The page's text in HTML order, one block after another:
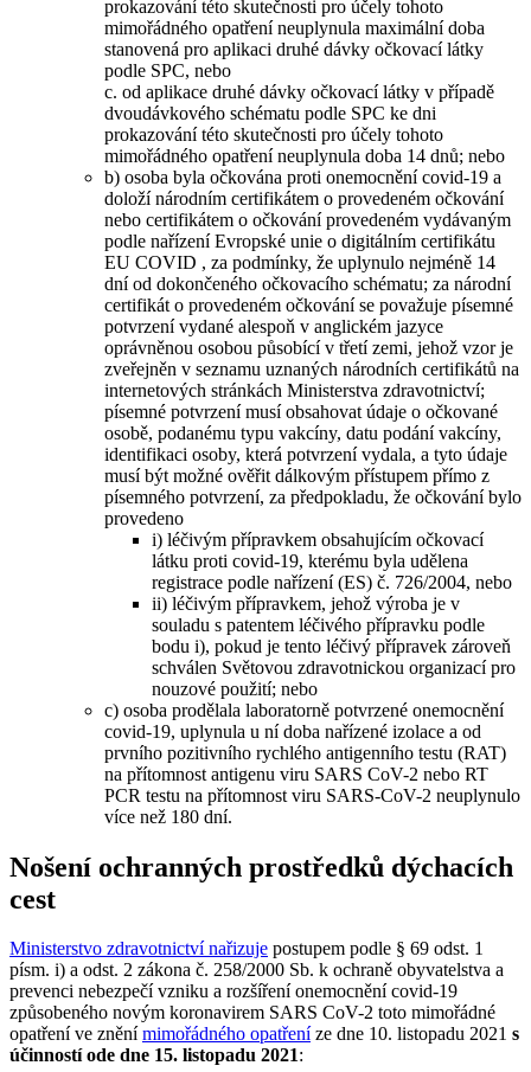
prokazování této skutečnosti pro účely tohoto
mimořádného opatření neuplynula maximální doba
stanovená pro aplikaci druhé dávky očkovací látky
podle SPC, nebo
c. od aplikace druhé dávky očkovací látky v případě
dvoudávkového schématu podle SPC ke dni
prokazování této skutečnosti pro účely tohoto
mimořádného opatření neuplynula doba 14 dnů; nebo
b) osoba byla očkována proti onemocnění covid-19 a
doloží národním certifikátem o provedeném očkování
nebo certifikátem o očkování provedeném vydávaným
podle nařízení Evropské unie o digitálním certifikátu
EU COVID , za podmínky, že uplynulo nejméně 14
dní od dokončeného očkovacího schématu; za národní
certifikát o provedeném očkování se považuje písemné
potvrzení vydané alespoň v anglickém jazyce
oprávněnou osobou působící v třetí zemi, jehož vzor je
zveřejněn v seznamu uznaných národních certifikátů na
internetových stránkách Ministerstva zdravotnictví;
písemné potvrzení musí obsahovat údaje o očkované
osobě, podanému typu vakcíny, datu podání vakcíny,
identifikaci osoby, která potvrzení vydala, a tyto údaje
musí být možné ověřit dálkovým přístupem přímo z
písemného potvrzení, za předpokladu, že očkování bylo
provedeno
i) léčivým přípravkem obsahujícím očkovací
látku proti covid-19, kterému byla udělena
registrace podle nařízení (ES) č. 726/2004, nebo
ii) léčivým přípravkem, jehož výroba je v
souladu s patentem léčivého přípravku podle
bodu i), pokud je tento léčivý přípravek zároveň
schválen Světovou zdravotnickou organizací pro
nouzové použití; nebo
c) osoba prodělala laboratorně potvrzené onemocnění
covid-19, uplynula u ní doba nařízené izolace a od
prvního pozitivního rychlého antigenního testu (RAT)
na přítomnost antigenu viru SARS CoV-2 nebo RT
PCR testu na přítomnost viru SARS-CoV-2 neuplynulo
více než 180 dní.
Nošení ochranných prostředků dýchacích
cest
Ministerstvo zdravotnictví nařizuje postupem podle § 69 odst. 1
písm. i) a odst. 2 zákona č. 258/2000 Sb. k ochraně obyvatelstva a
prevenci nebezpečí vzniku a rozšíření onemocnění covid-19
způsobeného novým koronavirem SARS CoV-2 toto mimořádné
opatření ve znění mimořádného opatření ze dne 10. listopadu 2021 s
účinností ode dne 15. listopadu 2021: